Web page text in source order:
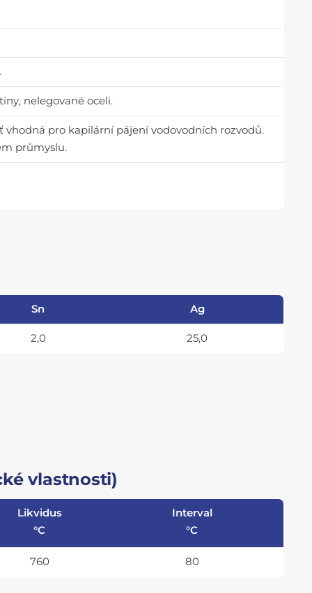
nelegované oceli.
pro kapilární pájení vodovodních rozvodů.
průmyslu.
Sn Ag
2,0 25,0
vlastnosti)
Likvidus
°C
Interval
°C
760 80